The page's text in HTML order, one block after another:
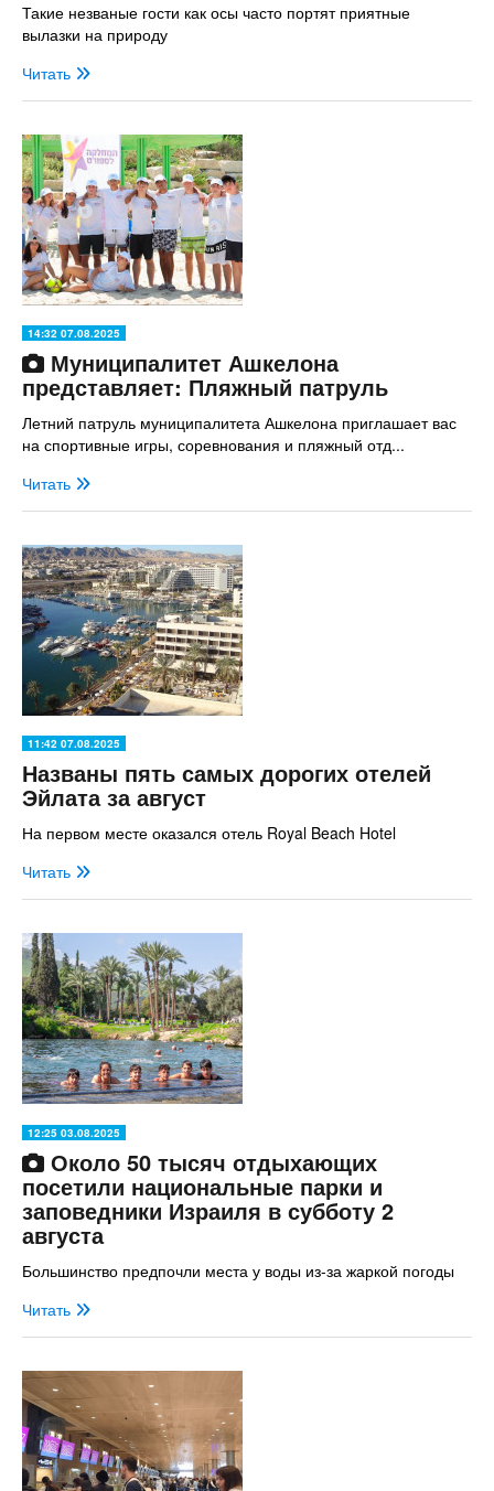
Такие незваные гости как осы часто портят приятные
вылазки на природу
Читать
14:32 07.08.2025
Муниципалитет Ашкелона
представляет: Пляжный патруль
Летний патруль муниципалитета Ашкелона приглашает вас
на спортивные игры, соревнования и пляжный отд...
Читать
11:42 07.08.2025
Названы пять самых дорогих отелей
Эйлата за август
На первом месте оказался отель Royal Beach Hotel
Читать
12:25 03.08.2025
Около 50 тысяч отдыхающих
посетили национальные парки и
заповедники Израиля в субботу 2
августа
Большинство предпочли места у воды из-за жаркой погоды
Читать